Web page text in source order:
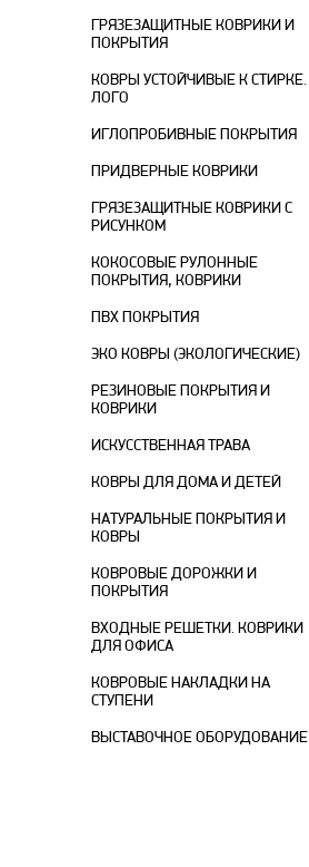
ГРЯЗЕЗАЩИТНЫЕ КОВРИКИ И
ПОКРЫТИЯ
КОВРЫ УСТОЙЧИВЫЕ К СТИРКЕ.
ЛОГО
ИГЛОПРОБИВНЫЕ ПОКРЫТИЯ
ПРИДВЕРНЫЕ КОВРИКИ
ГРЯЗЕЗАЩИТНЫЕ КОВРИКИ С
РИСУНКОМ
КОКОСОВЫЕ РУЛОННЫЕ
ПОКРЫТИЯ, КОВРИКИ
ПВХ ПОКРЫТИЯ
ЭКО КОВРЫ (ЭКОЛОГИЧЕСКИЕ)
РЕЗИНОВЫЕ ПОКРЫТИЯ И
КОВРИКИ
ИСКУССТВЕННАЯ ТРАВА
КОВРЫ ДЛЯ ДОМА И ДЕТЕЙ
НАТУРАЛЬНЫЕ ПОКРЫТИЯ И
КОВРЫ
КОВРОВЫЕ ДОРОЖКИ И
ПОКРЫТИЯ
ВХОДНЫЕ РЕШЕТКИ. КОВРИКИ
ДЛЯ ОФИСА
КОВРОВЫЕ НАКЛАДКИ НА
СТУПЕНИ
ВЫСТАВОЧНОЕ ОБОРУДОВАНИЕ